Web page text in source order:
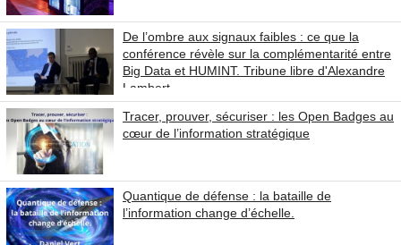
De l’ombre aux signaux faibles : ce que la
conférence révèle sur la complémentarité entre
Big Data et HUMINT. Tribune libre d'Alexandre
Lambert
Tracer, prouver, sécuriser : les Open Badges au
cœur de l’information stratégique
Quantique de défense : la bataille de
l’information change d’échelle.